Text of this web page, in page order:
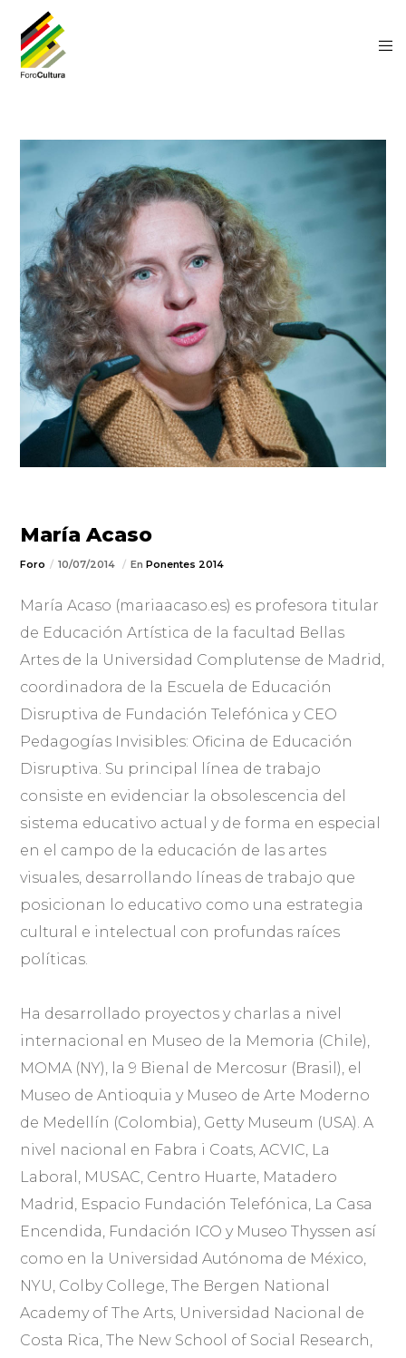
María Acaso
Foro 10/07/2014 EnPonentes 2014
María Acaso (mariaacaso.es) es profesora titular
de Educación Artística de la facultad Bellas
Artes de la Universidad Complutense de Madrid,
coordinadora de la Escuela de Educación
Disruptiva de Fundación Telefónica y CEO
Pedagogías Invisibles: Oficina de Educación
Disruptiva. Su principal línea de trabajo
consiste en evidenciar la obsolescencia del
sistema educativo actual y de forma en especial
en el campo de la educación de las artes
visuales, desarrollando líneas de trabajo que
posicionan lo educativo como una estrategia
cultural e intelectual con profundas raíces
políticas.
Ha desarrollado proyectos y charlas a nivel
internacional en Museo de la Memoria (Chile),
MOMA (NY), la 9 Bienal de Mercosur (Brasil), el
Museo de Antioquia y Museo de Arte Moderno
de Medellín (Colombia), Getty Museum (USA). A
nivel nacional en Fabra i Coats, ACVIC, La
Laboral, MUSAC, Centro Huarte, Matadero
Madrid, Espacio Fundación Telefónica, La Casa
Encendida, Fundación ICO y Museo Thyssen así
como en la Universidad Autónoma de México,
NYU, Colby College, The Bergen National
Academy of The Arts, Universidad Nacional de
Costa Rica, The New School of Social Research,